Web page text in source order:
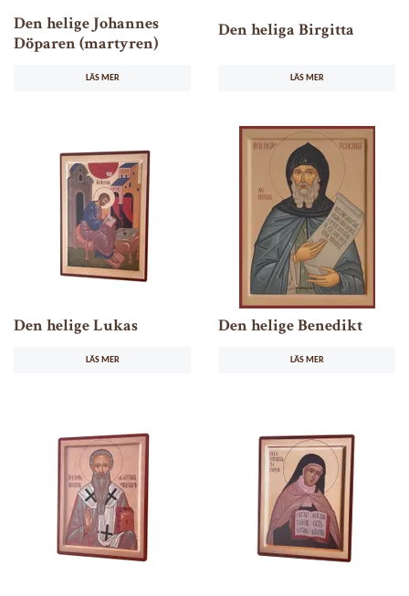
Den helige Johannes
Döparen (martyren)
LÄS MER
Den heliga Birgitta
LÄS MER
Den helige Lukas
LÄS MER
Den helige Benedikt
LÄS MER